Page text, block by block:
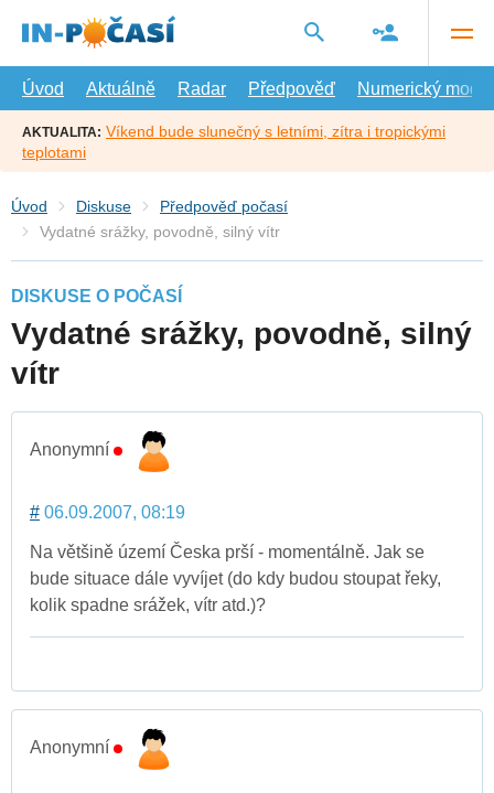
hlavní
Úvod
Aktuálně Radar Předpověď Numerický model
AKTUALITA: Víkend bude slunečný s letními, zítra i tropickými
teplotami
Úvod Diskuse
Předpověď počasí
Vydatné srážky, povodně, silný vítr
DISKUSE O POČASÍ
Vydatné srážky, povodně, silný
vítr
Anonymní
# 06.09.2007, 08:19
Na většině území Česka prší - momentálně. Jak se
bude situace dále vyvíjet (do kdy budou stoupat řeky,
kolik spadne srážek, vítr atd.)?
Anonymní